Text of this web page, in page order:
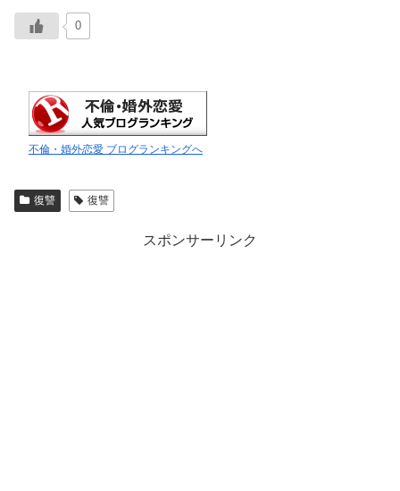
0
不倫・婚外恋愛 ブログランキングへ
復讐 復讐
スポンサーリンク